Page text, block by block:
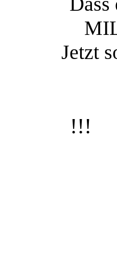
Jetzt
!!!